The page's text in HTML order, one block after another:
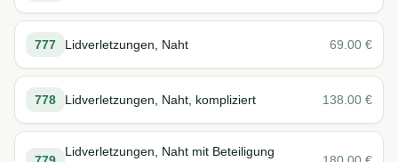
777 Lidverletzungen, Naht 69.00 €
778 Lidverletzungen, Naht, kompliziert 138.00 €
Lidverletzungen, Naht mit Beteiligung